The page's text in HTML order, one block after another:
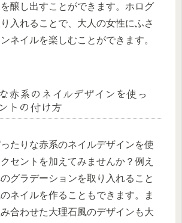
醸し出すことができます。ホログ
入れることで、大人の女性にふさ
ネイルを楽しむことができます。
赤系のネイルデザインを使っ
トの付け方
たりな赤系のネイルデザインを使
セントを加えてみませんか？例え
グラデーションを取り入れること
ネイルを作ることもできます。ま
合わせた大理石風のデザインも大